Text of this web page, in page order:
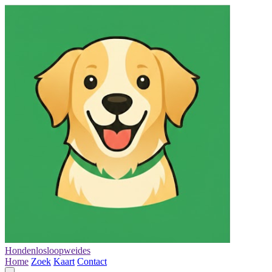
Hondenlosloopweides
Home Zoek Kaart Contact